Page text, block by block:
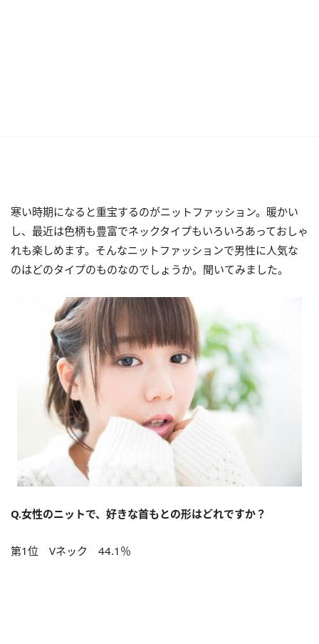
寒い時期になると重宝するのがニットファッション。暖かい
し、最近は色柄も豊富でネックタイプもいろいろあっておしゃ
れも楽しめます。そんなニットファッションで男性に人気な
のはどのタイプのものなのでしょうか。聞いてみました。
Q.女性のニットで、好きな首もとの形はどれですか？
第1位 Vネック 44.1％